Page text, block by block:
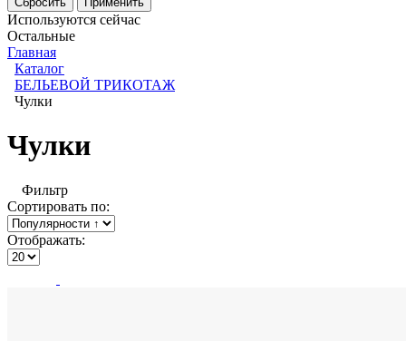
Используются сейчас
Остальные
Главная
Каталог
БЕЛЬЕВОЙ ТРИКОТАЖ
Чулки
Чулки
Фильтр
Сортировать по:
Отображать: